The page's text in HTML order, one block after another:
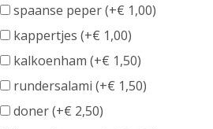
spaanse peper (+€ 1,00)
kappertjes (+€ 1,00)
kalkoenham (+€ 1,50)
rundersalami (+€ 1,50)
doner (+€ 2,50)